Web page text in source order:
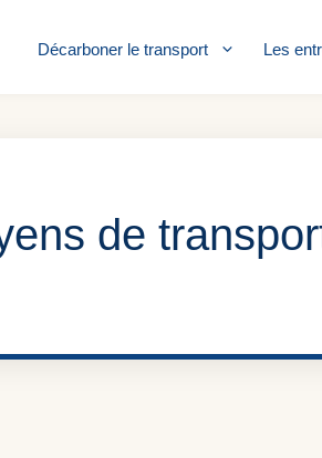
Décarboner le transport Les
de